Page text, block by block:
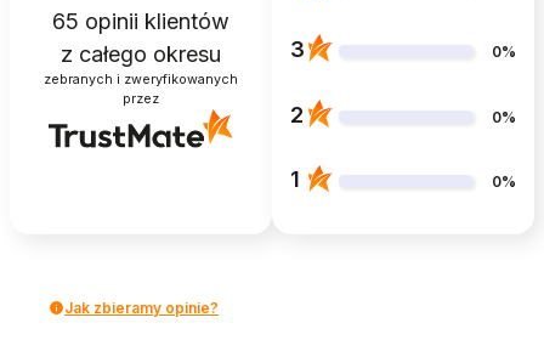
65 opinii klientów
z całego okresu
zebranych i zweryfikowanych
przez
3 0%
2 0%
1 0%
Jak zbieramy opinie?